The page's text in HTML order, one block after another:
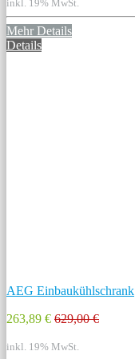
inkl. 19% MwSt.
Mehr Details
Details
AEG Einbaukühlschrank
263,89 € 629,00 €
inkl. 19% MwSt.